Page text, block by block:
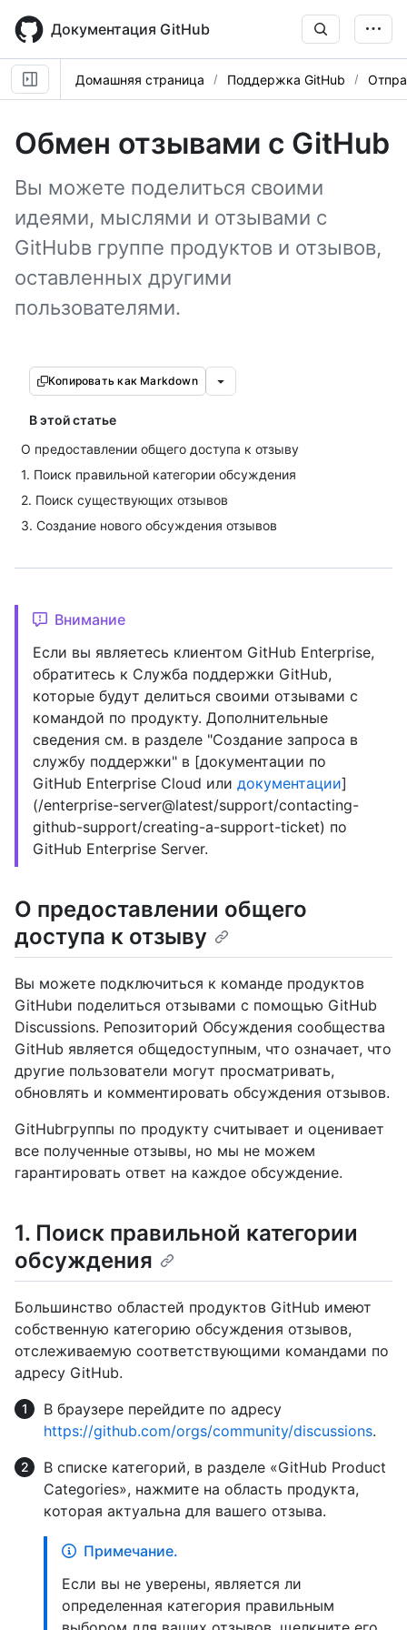
main
content
Документация GitHub
Домашняя страница Поддержка GitHub
Обмен отзывами с GitHub
Вы можете поделиться своими
идеями, мыслями и отзывами с
GitHubв группе продуктов и отзывов,
оставленных другими
пользователями.
Копировать как Markdown
В этой статье
О предоставлении общего доступа к отзыву
1. Поиск правильной категории обсуждения
2. Поиск существующих отзывов
3. Создание нового обсуждения отзывов
Внимание
Если вы являетесь клиентом GitHub Enterprise,
обратитесь к Служба поддержки GitHub,
которые будут делиться своими отзывами с
командой по продукту. Дополнительные
сведения см. в разделе "Создание запроса в
службу поддержки" в [документации по
GitHub Enterprise Cloud или документации]
(/enterprise-server@latest/support/contacting-
github-support/creating-a-support-ticket) по
GitHub Enterprise Server.
О предоставлении общего
доступа к отзыву
Вы можете подключиться к команде продуктов
GitHubи поделиться отзывами с помощью GitHub
Discussions. Репозиторий Обсуждения сообщества
GitHub является общедоступным, что означает, что
другие пользователи могут просматривать,
обновлять и комментировать обсуждения отзывов.
GitHubгруппы по продукту считывает и оценивает
все полученные отзывы, но мы не можем
гарантировать ответ на каждое обсуждение.
1. Поиск правильной категории
обсуждения
Большинство областей продуктов GitHub имеют
собственную категорию обсуждения отзывов,
отслеживаемую соответствующими командами по
адресу GitHub.
В браузере перейдите по адресу
https://github.com/orgs/community/discussions.
В списке категорий, в разделе «GitHub Product
Categories», нажмите на область продукта,
которая актуальна для вашего отзыва.
Примечание.
Если вы не уверены, является ли
определенная категория правильным